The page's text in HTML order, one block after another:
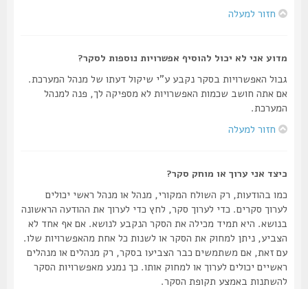
חזור למעלה
מדוע אני לא יכול להוסיף אפשרויות נוספות לסקר?
גבול האפשרויות בסקר נקבע ע"י שיקול דעתו של מנהל המערכת.
אם אתה חושב שכמות האפשרויות לא מספיקה לך, פנה למנהל
המערכת.
חזור למעלה
כיצד אני ערוך או מוחק סקר?
כמו בהודעות, רק השולח המקורי, מנהל או מנהל ראשי יכולים
לערוך סקרים. כדי לערוך סקר, לחץ כדי לערוך את ההודעה הראשונה
בנושא. היא תמיד מכילה את הסקר הנקבע לנושא. אם אף אחד לא
הצביע, ניתן למחוק את הסקר או לשנות כל אחת מהאפשרויות שלו.
עם זאת, אם משתמשים כבר הצביעו בסקר, רק מנהלים או מנהלים
ראשיים יכולים לערוך או למחוק אותו. כך נמנע מאפשרויות הסקר
להשתנות באמצע תקופת הסקר.